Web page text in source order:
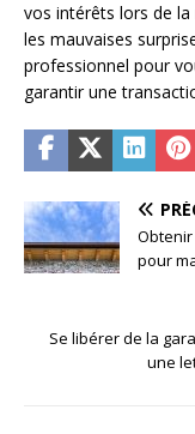
vos intérêts lors de la
les mauvaises
professionnel pour
garantir une
pour
Se libérer de la
une